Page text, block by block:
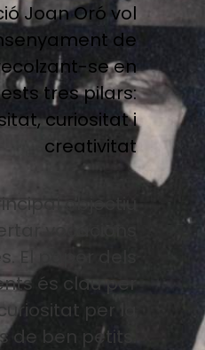
Joan Oró vol
de
se en
tres pilars:
curiositat i
creativitat
objectiu
vocacions
El paper dels
és clau per
per la
de ben petits.